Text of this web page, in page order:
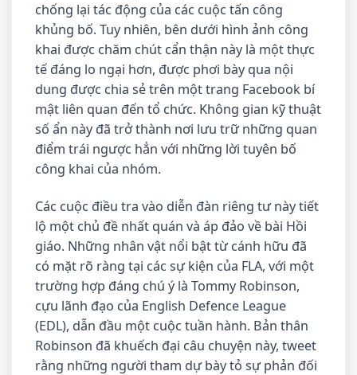
chống lại tác động của các cuộc tấn công
khủng bố. Tuy nhiên, bên dưới hình ảnh công
khai được chăm chút cẩn thận này là một thực
tế đáng lo ngại hơn, được phơi bày qua nội
dung được chia sẻ trên một trang Facebook bí
mật liên quan đến tổ chức. Không gian kỹ thuật
số ẩn này đã trở thành nơi lưu trữ những quan
điểm trái ngược hẳn với những lời tuyên bố
công khai của nhóm.
Các cuộc điều tra vào diễn đàn riêng tư này tiết
lộ một chủ đề nhất quán và áp đảo về bài Hồi
giáo. Những nhân vật nổi bật từ cánh hữu đã
có mặt rõ ràng tại các sự kiện của FLA, với một
trường hợp đáng chú ý là Tommy Robinson,
cựu lãnh đạo của English Defence League
(EDL), dẫn đầu một cuộc tuần hành. Bản thân
Robinson đã khuếch đại câu chuyện này, tweet
rằng những người tham dự bày tỏ sự phản đối